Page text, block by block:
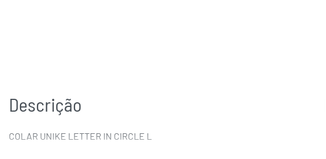
Descrição
COLAR UNIKE LETTER IN CIRCLE L